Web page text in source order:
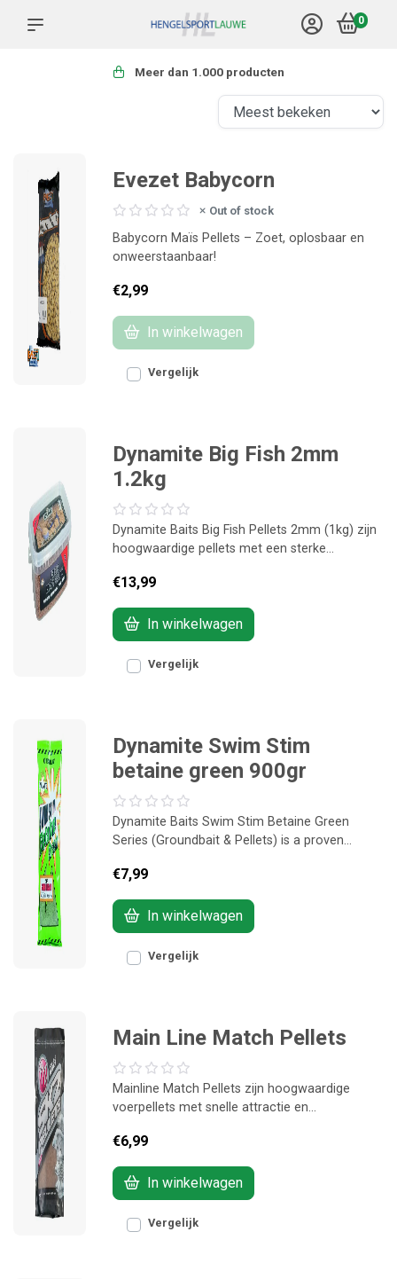
0
Meer dan 1.000 producten
Evezet Babycorn
Out of stock
Babycorn Maïs Pellets – Zoet, oplosbaar en
onweerstaanbaar!
€2,99
In winkelwagen
Vergelijk
Dynamite Big Fish 2mm
1.2kg
Dynamite Baits Big Fish Pellets 2mm (1kg) zijn
hoogwaardige pellets met een sterke
vissen op grotere vis. Perfect voor voeren of
gebruik in de method feeder.
€13,99
In winkelwagen
Vergelijk
Dynamite Swim Stim
betaine green 900gr
Dynamite Baits Swim Stim Betaine Green
Series (Groundbait & Pellets) is a proven
for maximum attraction. Designed for all water
temperatures, perfect for carp and F1 fishing
on commercials.
€7,99
In winkelwagen
Vergelijk
Main Line Match Pellets
Mainline Match Pellets zijn hoogwaardige
voerpellets met snelle attractie en
feeder en pellet feeder wanneer je gericht en
efficiënt wilt vissen.
€6,99
In winkelwagen
Vergelijk